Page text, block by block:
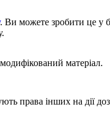
. Ви можете зробити це у
матеріал.
права інших на дії